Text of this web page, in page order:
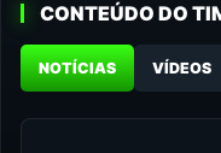
CONTEÚDO DO
NOTÍCIAS VÍDEOS